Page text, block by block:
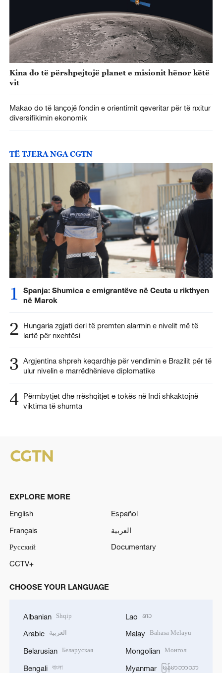
Kina do të përshpejtojë planet e misionit hënor këtë
vit
Makao do të lançojë fondin e orientimit qeveritar për të nxitur
diversifikimin ekonomik
TË TJERA NGA CGTN
1
Spanja: Shumica e emigrantëve në Ceuta u rikthyen
në Marok
2
Hungaria zgjati deri të premten alarmin e nivelit më të
lartë për nxehtësi
3 Argjentina shpreh keqardhje për vendimin e Brazilit për të
ulur nivelin e marrëdhënieve diplomatike
4 Përmbytjet dhe rrëshqitjet e tokës në Indi shkaktojnë
viktima të shumta
EXPLORE MORE
English
Español
Français
العربية
Русский
Documentary
CCTV+
CHOOSE YOUR LANGUAGE
Albanian Shqip
Arabic العربية
Belarusian Беларуская
Bengali বাংলা
Lao ລາວ
Malay Bahasa Melayu
Mongolian Монгол
Myanmar မြန်မာဘာသာ